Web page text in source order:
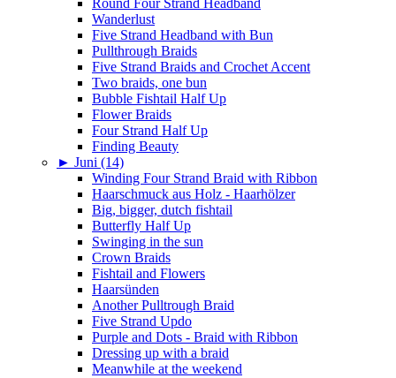
Round Four Strand Headband
Wanderlust
Five Strand Headband with Bun
Pullthrough Braids
Five Strand Braids and Crochet Accent
Two braids, one bun
Bubble Fishtail Half Up
Flower Braids
Four Strand Half Up
Finding Beauty
► Juni (14)
Winding Four Strand Braid with Ribbon
Haarschmuck aus Holz - Haarhölzer
Big, bigger, dutch fishtail
Butterfly Half Up
Swinging in the sun
Crown Braids
Fishtail and Flowers
Haarsünden
Another Pulltrough Braid
Five Strand Updo
Purple and Dots - Braid with Ribbon
Dressing up with a braid
Meanwhile at the weekend